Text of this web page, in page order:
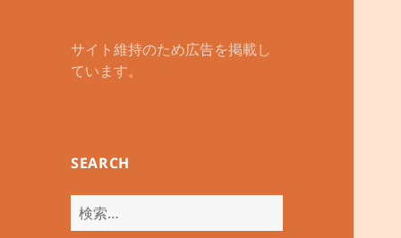
サイト維持のため広告を掲載し
ています。
SEARCH
検
索: